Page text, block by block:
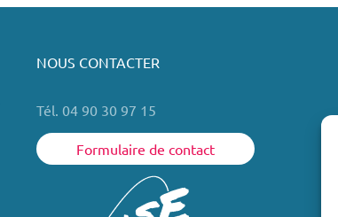
NOUS CONTACTER
Tél. 04 90 30 97 15
Formulaire de contact